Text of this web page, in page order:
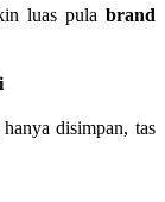
luas pula brand
disimpan, tas